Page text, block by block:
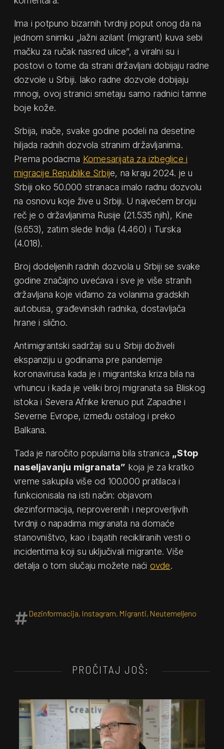
Ima i potpuno bizarnih tvrdnji poput onog da na
jednom snimku „lažni azilant (migrant) kuva sebi
mačku za ručak nasred ulice”, a viralni su i
postovi o tome da strani državljani dobijaju radne
dozvole u Srbiji. Iako radne dozvole dobijaju
mnogi, ovoj stranici smetaju samo radnici tamne
boje kože.
Srbija, inače, svake godine podeli na desetine
hiljada radnih dozvola stranim državljanima.
Prema podacma Komesarijata za izbeglice i
migracije Republike Srbije, na kraju 2024. je u
Srbiji oko 50.000 stranaca imalo radnu dozvolu
na osnovu koje žive u Srbiji. U najvećem broju
reč je o državljanima Rusije (21.535 njih), Kine
(9.653), zatim slede Indija (4.460) i Turska
(4.018).
Broj dodeljenih radnih dozvola u Srbiji se svake
godine značajno uvećava i sve je više stranih
državljana koje viđamo za volanima gradskih
autobusa, građevinskih radnika, dostavljača
hrane i slično.
Antimigrantski sadržaji su u Srbiji doživeli
ekspanziju u godinama pre pandemije
koronavirusa kada je i migrantska kriza bila na
vrhuncu i kada je veliki broj migranata sa Bliskog
istoka i Severa Afrike krenuo put Zapadne i
Severne Evrope, između ostalog i preko
Balkana.
Tada je naročito popularna bila stranica „Stop
naseljavanju migranata” koja je za kratko
vreme sakupila više od 100.000 pratilaca i
funkcionisala na isti način: objavom
dezinformacija, neproverenih i neproverljivih
tvrdnji o napadima migranata na domaće
stanovništvo, kao i bajatih recikliranih vesti o
incidentima koji su uključivali migrante. Više
detalja o tom slučaju možete naći ovde.
Dezinformacija, Instagram, Migranti, Neutemeljeno
PROČITAJ JOŠ: